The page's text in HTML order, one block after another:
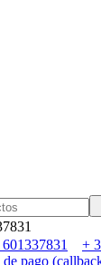
+
de pago